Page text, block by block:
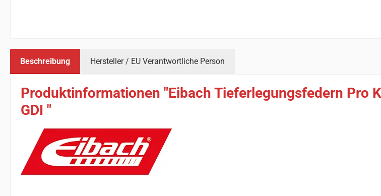
Beschreibung Hersteller / EU Verantwortliche Person
Produktinformationen "Eibach Tieferlegungsfedern Pro
GDI "